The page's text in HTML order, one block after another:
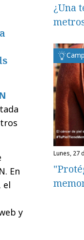
En
el
y
¿Una
lunes, 27